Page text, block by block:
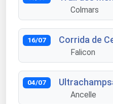
Colmars
16/07 Corrida de
Falicon
04/07
Ancelle